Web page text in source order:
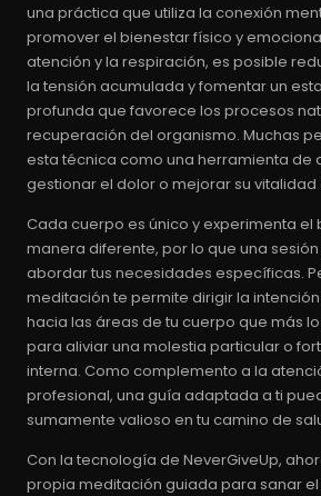
una práctica que utiliza la conexión
promover el bienestar físico y
atención y la respiración, es posible
la tensión acumulada y fomentar un
profunda que favorece los procesos
recuperación del organismo. Muchas
esta técnica como una herramienta de
gestionar el dolor o mejorar su vitalidad
Cada cuerpo es único y experimenta el
manera diferente, por lo que una
abordar tus necesidades específicas.
meditación te permite dirigir la
hacia las áreas de tu cuerpo que más
para aliviar una molestia particular o
interna. Como complemento a la
profesional, una guía adaptada a ti
sumamente valioso en tu camino de
Con la tecnología de NeverGiveUp,
propia meditación guiada para sanar